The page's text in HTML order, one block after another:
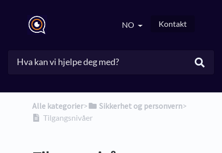
NO Kontakt
Alle kategorier​>​ ​Sikkerhet og personvern​>​
Tilgangsnivåer